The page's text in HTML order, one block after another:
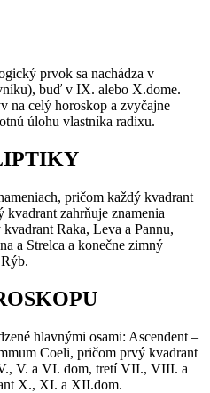
prvok sa nachádza v
buď v IX. alebo X.dome.
na celý horoskop a zvyčajne
úlohu vlastníka radixu.
pričom každý kvadrant
kvadrant zahrňuje znamenia
Raka, Leva a Pannu,
a Strelca a konečne zimný
hlavnými osami: Ascendent –
Coeli, pričom prvý kvadrant
V. a VI. dom, tretí VII., VIII. a
X., XI. a XII.dom.